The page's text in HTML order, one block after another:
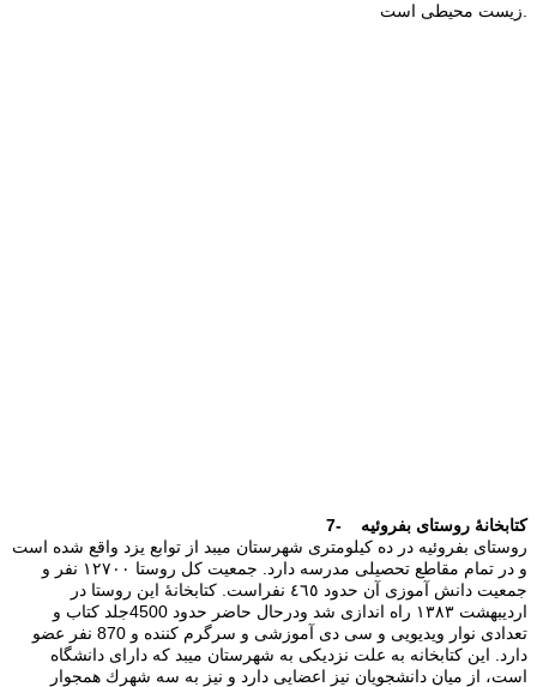
7- کتابخانۀ روستای بفروئیه
روستای بفروئیه در ده كیلومتری شهرستان میبد از توابع یزد واقع شده است
و در تمام مقاطع تحصیلی مدرسه دارد. جمع‍یت كل روستا ١٢٧٠٠ نفر و
جمعیت دانش آموزی آن حدود ٤٦٥ نفراست. كتابخانۀ این روستا در
اردیبهشت ١٣٨٣ راه اندازی شد ودرحال حاضر حدود 4500جلد كتاب و
تعدادی نوار ویدیویی و سی دی آموزشی و سرگرم كننده و 870 نفر عضو
دارد. این كتابخانه به علت نزدی‍كی به شهرستان میبد كه دارای دانشگاه
است، از میان دانشجویان نیز اعضایی دارد و نیز به سه شهرك همجوار